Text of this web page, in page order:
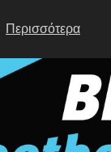
Περισσότερα